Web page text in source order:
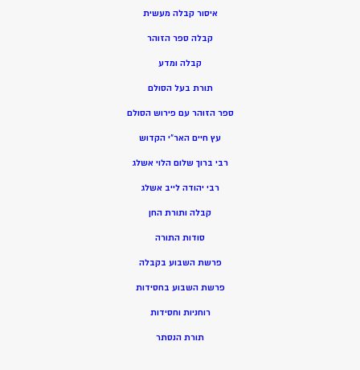
איסור קבלה מעשית
קבלה ספר הזוהר
קבלה ומדע
תורת בעל הסולם
ספר הזוהר עם פירוש הסולם
עץ חיים האר”י הקדוש
רבי ברוך שלום הלוי אשלג
רבי יהודה לייב אשלג
קבלה ותורת החן
סודות התורה
פרשת השבוע בקבלה
פרשת השבוע בחסידות
רוחניות וחסידות
תורת הנסתר